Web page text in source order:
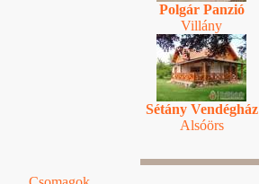
Polgár Panzió
Villány
Sétány Vendégház
Alsóörs